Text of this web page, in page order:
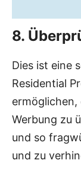
8.
Dies ist eine
Residential
ermöglichen,
Werbung zu
und so
und zu